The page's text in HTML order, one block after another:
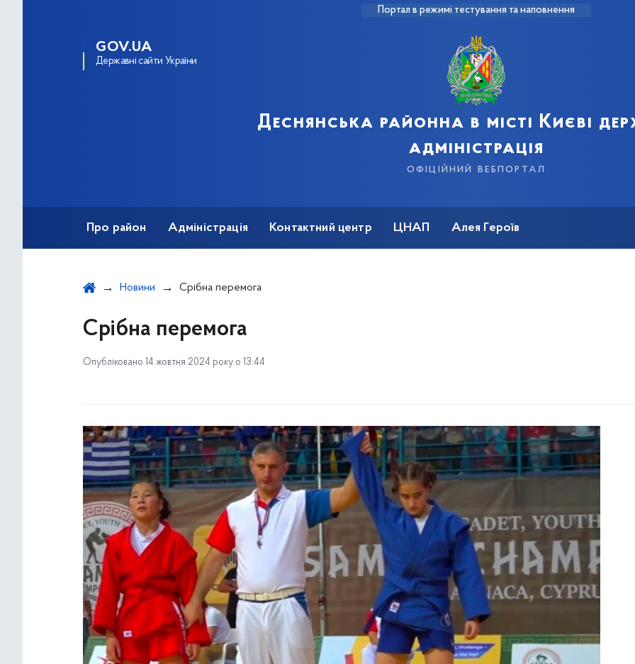
Портал в режимі тестування та наповнення
GOV.UA
Державні сайти України
Деснянська районна в місті Києві
адміністрація
офіційний вебпортал
Про район Адміністрація Контактний центр ЦНАП Алея Героїв
Новини Срібна перемога
Срібна перемога
Опубліковано 14 жовтня 2024 року о 13:44